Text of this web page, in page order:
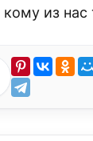
из нас